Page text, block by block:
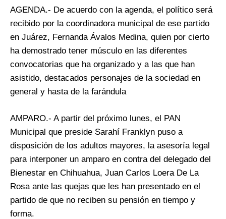
AGENDA.- De acuerdo con la agenda, el político será
recibido por la coordinadora municipal de ese partido
en Juárez, Fernanda Ávalos Medina, quien por cierto
ha demostrado tener músculo en las diferentes
convocatorias que ha organizado y a las que han
asistido, destacados personajes de la sociedad en
general y hasta de la farándula
AMPARO.- A partir del próximo lunes, el PAN
Municipal que preside Sarahí Franklyn puso a
disposición de los adultos mayores, la asesoría legal
para interponer un amparo en contra del delegado del
Bienestar en Chihuahua, Juan Carlos Loera De La
Rosa ante las quejas que les han presentado en el
partido de que no reciben su pensión en tiempo y
forma.